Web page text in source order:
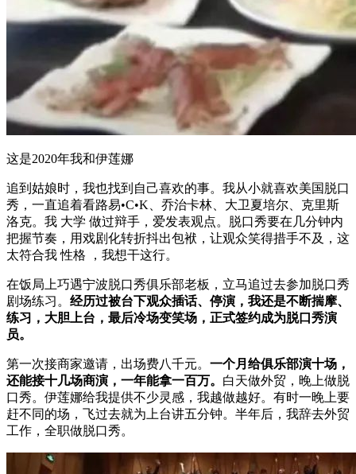
这是2020年我和伊莲娜
追到姑娘时，我也找到自己喜欢的事。我从小就喜欢美国脱口
秀，一直追着看路易•C•K、乔治卡林、大卫夏培尔、克里斯
洛克。我 大学 做过辩手，爱发表观点。脱口秀要在几分钟内
把握节奏，用戏剧化转折抖出包袱，让观众笑得措手不及，这
太符合我 性格 ，我想干这行。
在饭局上巧遇宁波脱口秀俱乐部老板，立马追过去参加脱口秀
剧场练习。 经历过被台下观众插话、停演，我还是不断揣摩、
练习，大胆上台，最后冷场变笑场，正式签约成为脱口秀演
员。
第一次接商家邀请，出场费八千元。 一个月给俱乐部演十场，
还能接十几场商演，一年能拿一百万。 白天做外贸，晚上做脱
口秀。伊莲娜给我提供不少灵感，我越做越好。有时一晚上要
赶不同的场，飞过去就为上台讲五分钟。半年后，我辞去外贸
工作，全职做脱口秀。